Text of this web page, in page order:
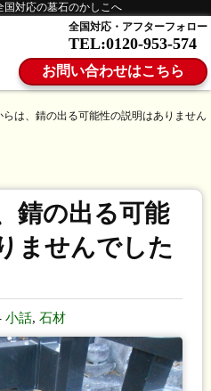
対応の墓石のかしこへ
全国対応・アフターフォロー
TEL:0120-953-574
お問い合わせはこちら
らは、錆の出る可能性の説明はありません
錆の出る可能
ませんでした
小話,石材